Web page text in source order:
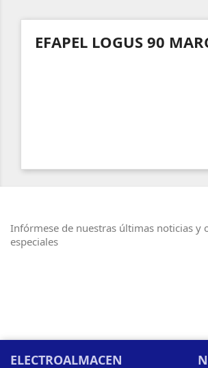
EFAPEL LOGUS 90
Infórmese de nuestras últimas noticias y
especiales
ELECTROALMACEN